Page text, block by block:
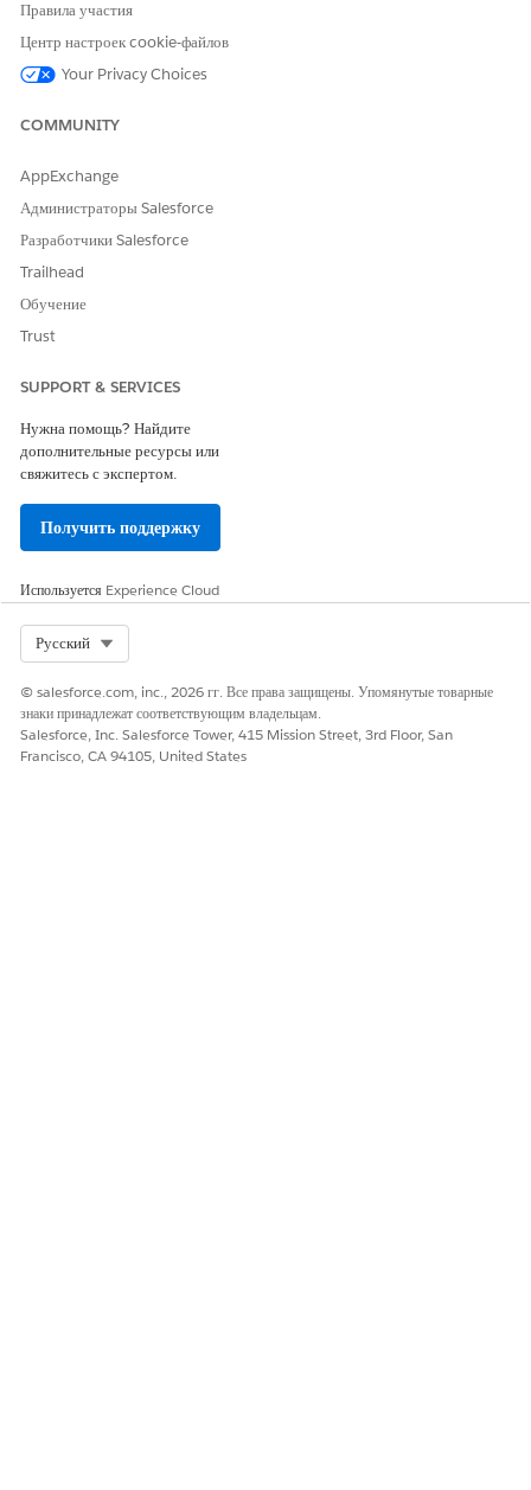
приложения.
Работа с настраиваемыми компонентами начальной
мобильной страницы
компонент может быть добавлен только один раз.
Работа с конфигурацией приложения
После создания конфигурации приложения его стиль, функцию
или назначение можно легко изменить.
Правила участия
Центр настроек cookie-файлов
Your Privacy Choices
COMMUNITY
AppExchange
Администраторы Salesforce
Разработчики Salesforce
Trailhead
Обучение
Trust
SUPPORT & SERVICES
Нужна помощь? Найдите
дополнительные ресурсы или
свяжитесь с экспертом.
Получить поддержку
Используется Experience Cloud
Русский
© salesforce.com, inc., 2026 гг. Все права защищены. Упомянутые товарные
знаки принадлежат соответствующим владельцам.
Salesforce, Inc. Salesforce Tower, 415 Mission Street, 3rd Floor, San
Francisco, CA 94105, United States